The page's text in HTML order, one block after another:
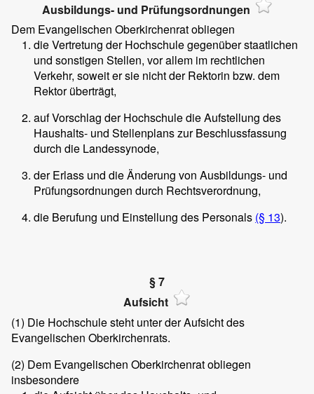
Ausbildungs- und Prüfungsordnungen
Dem Evangelischen Oberkirchenrat obliegen
die Vertretung der Hochschule gegenüber staatlichen
und sonstigen Stellen, vor allem im rechtlichen
Verkehr, soweit er sie nicht der Rektorin bzw. dem
Rektor überträgt,
auf Vorschlag der Hochschule die Aufstellung des
Haushalts- und Stellenplans zur Beschlussfassung
durch die Landessynode,
der Erlass und die Änderung von Ausbildungs- und
Prüfungsordnungen durch Rechtsverordnung,
die Berufung und Einstellung des Personals (§ 13).
§ 7
Aufsicht
(1) Die Hochschule steht unter der Aufsicht des
Evangelischen Oberkirchenrats.
(2) Dem Evangelischen Oberkirchenrat obliegen
insbesondere